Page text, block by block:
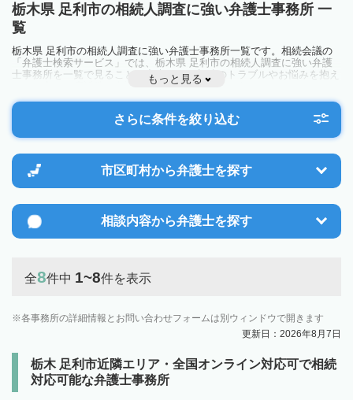
栃木県 足利市の相続人調査に強い弁護士事務所 一
覧
栃木県 足利市の相続人調査に強い弁護士事務所一覧です。相続会議の
「弁護士検索サービス」では、栃木県 足利市の相続人調査に強い弁護
士事務所を一覧で見ることが出来ます。相続のトラブルやお悩みを抱え
ている方は一度近隣の弁護士に相談してみましょう。
もっと見る
さらに条件を絞り込む
市区町村から弁護士を探す
相談内容から弁護士を探す
全8件中 1~8件を表示
各事務所の詳細情報とお問い合わせフォームは別ウィンドウで開きます
更新日：2026年8月7日
栃木 足利市近隣エリア・全国オンライン対応可で相続
対応可能な弁護士事務所